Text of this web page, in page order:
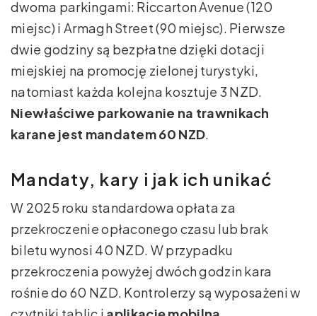
dwoma parkingami: Riccarton Avenue (120
miejsc) i Armagh Street (90 miejsc). Pierwsze
dwie godziny są bezpłatne dzięki dotacji
miejskiej na promocję zielonej turystyki,
natomiast każda kolejna kosztuje 3 NZD.
Niewłaściwe parkowanie na trawnikach
karane jest mandatem 60 NZD.
Mandaty, kary i jak ich unikać
W 2025 roku standardowa opłata za
przekroczenie opłaconego czasu lub brak
biletu wynosi 40 NZD. W przypadku
przekroczenia powyżej dwóch godzin kara
rośnie do 60 NZD. Kontrolerzy są wyposażeni w